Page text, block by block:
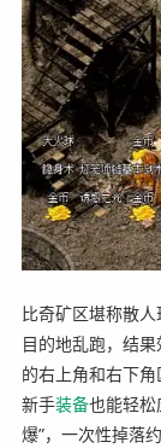
比奇矿区堪称散
目的地乱跑，结
的右上角和右下
新手装备也能轻松
爆”，一次性掉落